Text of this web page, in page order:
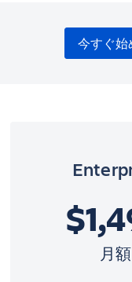
今すぐ始
月額